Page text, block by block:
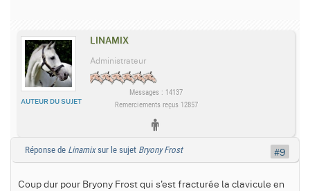
LINAMIX
AUTEUR DU SUJET
Administrateur
Messages : 14137
Remerciements reçus 12857
Réponse de Linamixsur le sujet Bryony Frost
Coup dur pour Bryony Frost qui s'est fracturée la clavicule en
#9